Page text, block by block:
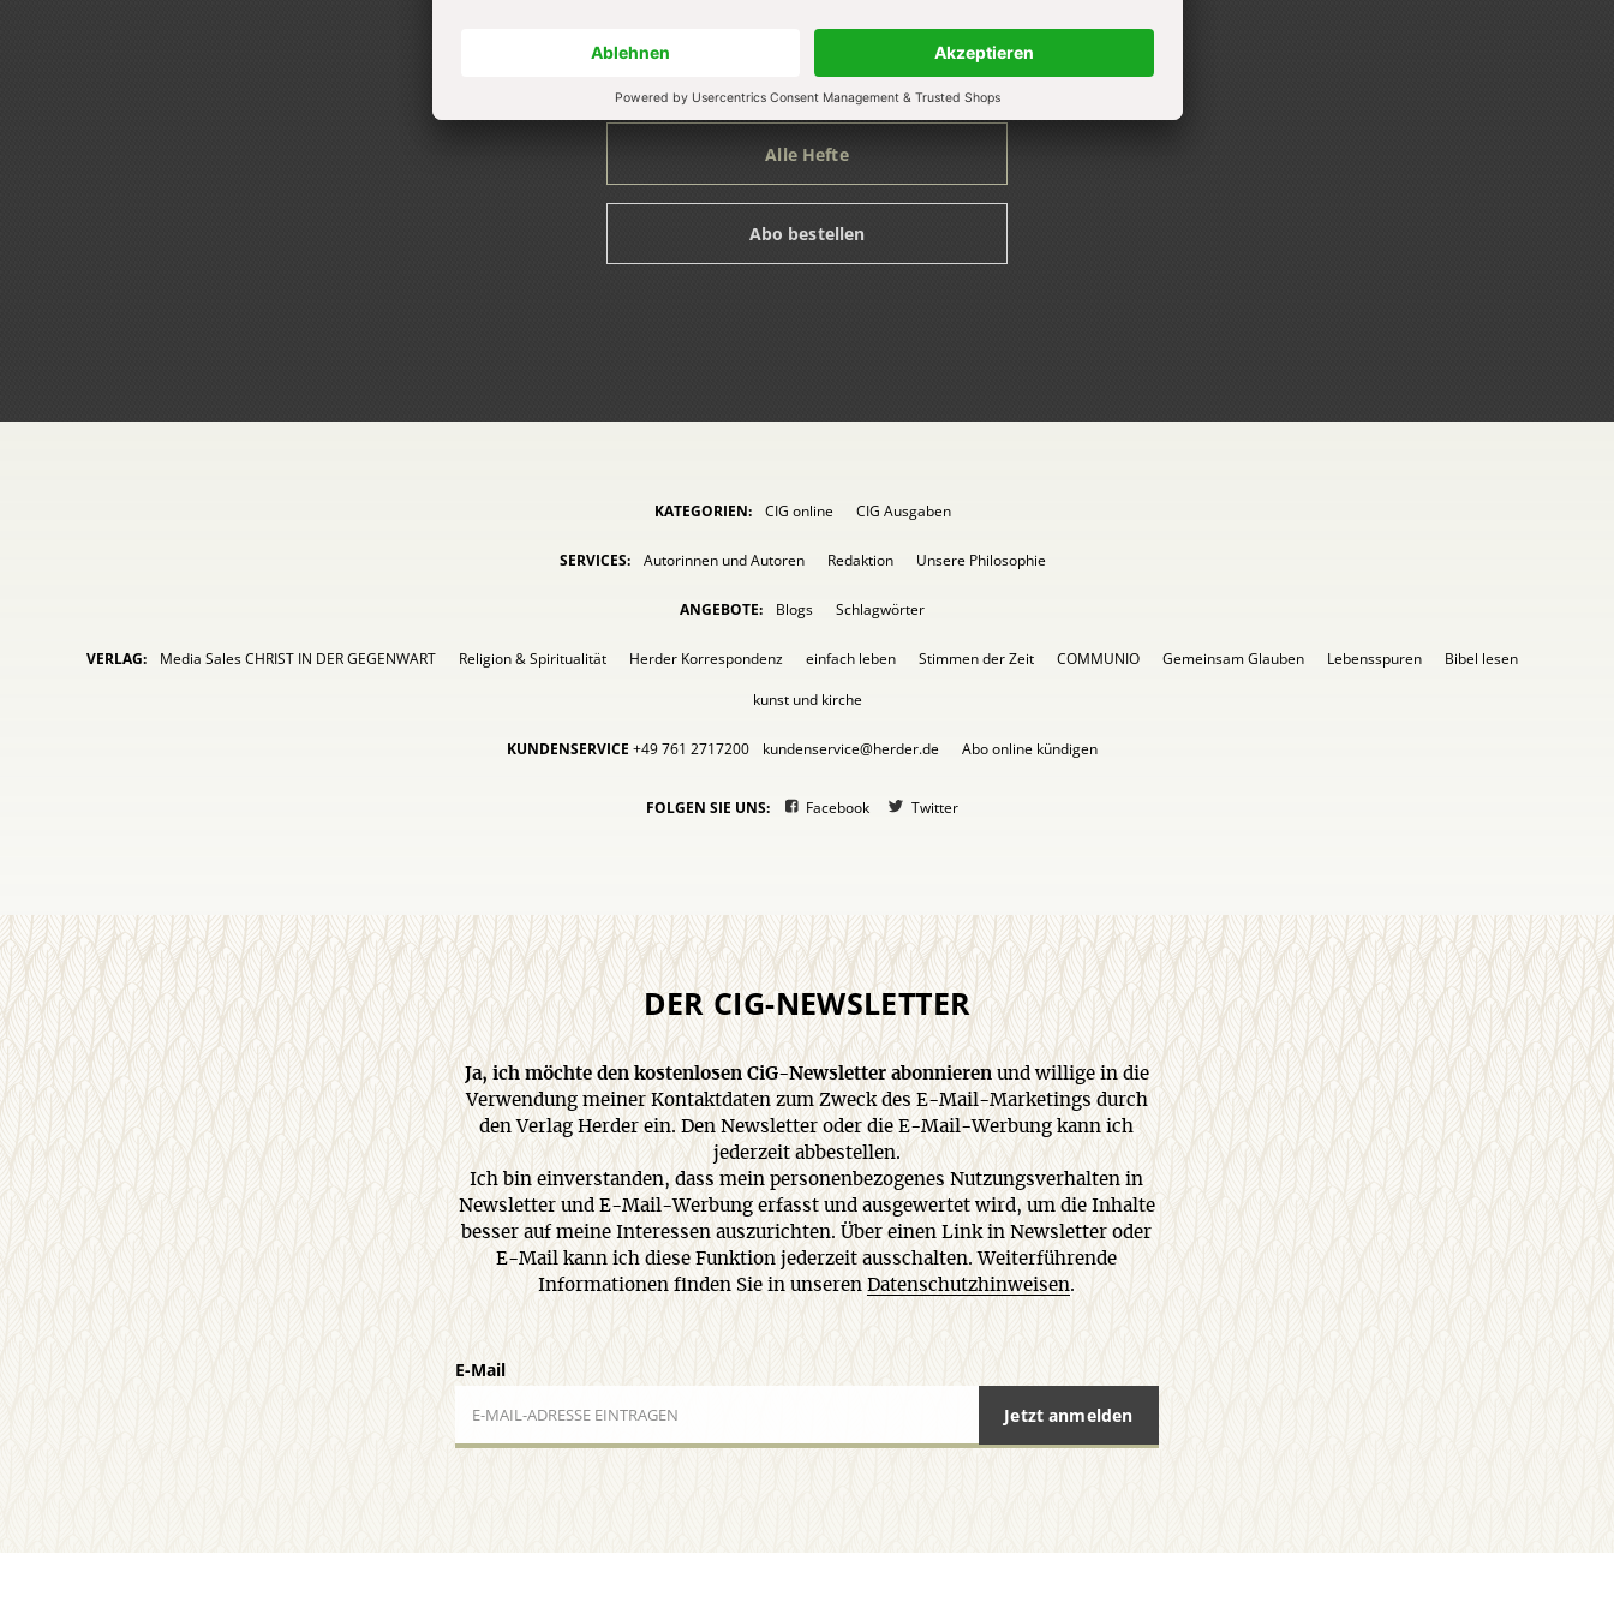
Alle Hefte
Abo bestellen
KATEGORIEN: CIG online CIG Ausgaben
SERVICES: Autorinnen und Autoren Redaktion Unsere Philosophie
ANGEBOTE: Blogs Schlagwörter
VERLAG: Media Sales CHRIST IN DER GEGENWART Religion & Spiritualität Herder Korrespondenz einfach leben Stimmen der Zeit COMMUNIO Gemeinsam Glauben Lebensspuren
Bibel lesen
kunst und kirche
KUNDENSERVICE +49 761 2717200 kundenservice@herder.de Abo online kündigen
FOLGEN SIE UNS: Facebook Twitter
DER CIG-NEWSLETTER
Ja, ich möchte den kostenlosen CiG-Newsletter abonnierenund willige in die
Verwendung meiner Kontaktdaten zum Zweck des E-Mail-Marketings durch
den Verlag Herder ein. Den Newsletter oder die E-Mail-Werbung kann ich
jederzeit abbestellen.
Ich bin einverstanden, dass mein personenbezogenes Nutzungsverhalten in
Newsletter und E-Mail-Werbung erfasst und ausgewertet wird, um die Inhalte
besser auf meine Interessen auszurichten. Über einen Link in Newsletter oder
E-Mail kann ich diese Funktion jederzeit ausschalten. Weiterführende
Informationen finden Sie in unserenDatenschutzhinweisen.
E-Mail
Jetzt anmelden